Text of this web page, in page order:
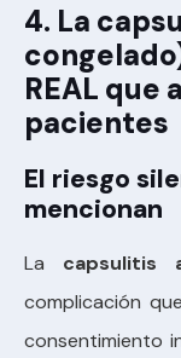
4. La
REAL que
pacientes
El riesgo
mencionan
La capsulitis
complicación
consentimiento